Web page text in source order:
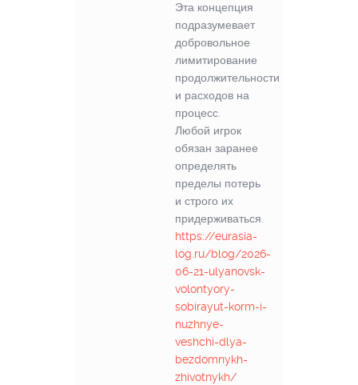
Эта концепция
подразумевает
добровольное
лимитирование
продолжительности
и расходов на
процесс.
Любой игрок
обязан заранее
определять
пределы потерь
и строго их
придерживаться.
https://eurasia-
log.ru/blog/2026-
06-21-ulyanovsk-
volontyory-
sobirayut-korm-i-
nuzhnye-
veshchi-dlya-
bezdomnykh-
zhivotnykh/